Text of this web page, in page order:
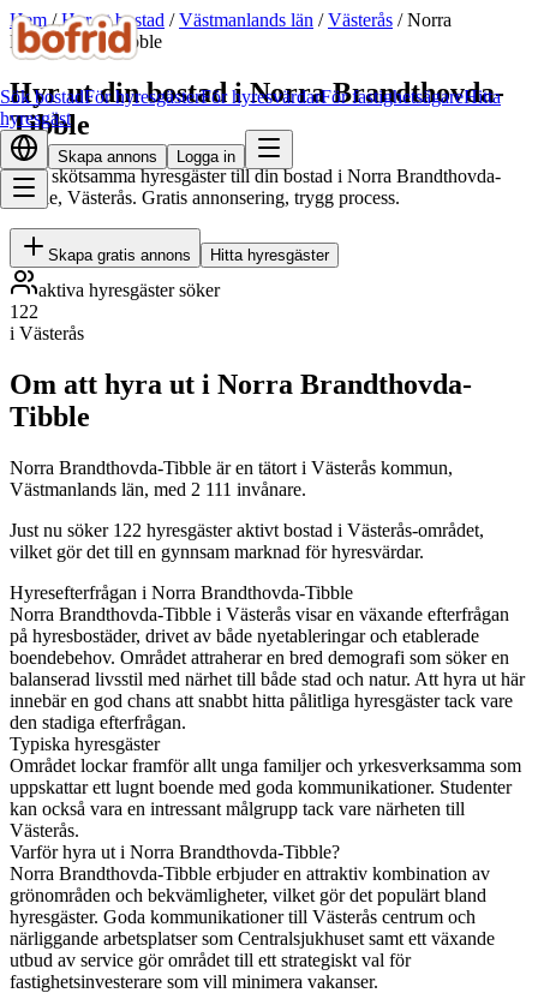
Sök bostadFör hyresgästerFör hyresvärdarFör fastighetsägareHitta
hyresgäst
Skapa annons Logga in
Hem/Hyr ut bostad /Västmanlands län /Västerås /Norra
Brandthovda-Tibble
Hyr ut din bostad i Norra Brandthovda-
Tibble
Hitta skötsamma hyresgäster till din bostad i Norra Brandthovda-
Tibble, Västerås. Gratis annonsering, trygg process.
Skapa gratis annons Hitta hyresgäster
aktiva hyresgäster söker
122
i Västerås
Om att hyra ut i Norra Brandthovda-
Tibble
Norra Brandthovda-Tibble är en tätort i Västerås kommun,
Västmanlands län, med 2 111 invånare.
Just nu söker 122 hyresgäster aktivt bostad i Västerås-området,
vilket gör det till en gynnsam marknad för hyresvärdar.
Hyresefterfrågan i Norra Brandthovda-Tibble
Norra Brandthovda-Tibble i Västerås visar en växande efterfrågan
på hyresbostäder, drivet av både nyetableringar och etablerade
boendebehov. Området attraherar en bred demografi som söker en
balanserad livsstil med närhet till både stad och natur. Att hyra ut här
innebär en god chans att snabbt hitta pålitliga hyresgäster tack vare
den stadiga efterfrågan.
Typiska hyresgäster
Området lockar framför allt unga familjer och yrkesverksamma som
uppskattar ett lugnt boende med goda kommunikationer. Studenter
kan också vara en intressant målgrupp tack vare närheten till
Västerås.
Varför hyra ut i Norra Brandthovda-Tibble?
Norra Brandthovda-Tibble erbjuder en attraktiv kombination av
grönområden och bekvämligheter, vilket gör det populärt bland
hyresgäster. Goda kommunikationer till Västerås centrum och
närliggande arbetsplatser som Centralsjukhuset samt ett växande
utbud av service gör området till ett strategiskt val för
fastighetsinvesterare som vill minimera vakanser.